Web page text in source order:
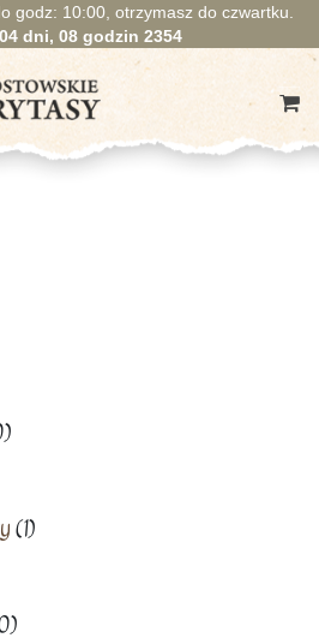
godz: 10:00, otrzymasz do czwartku.
04dni, 08godzin 2354
(1)